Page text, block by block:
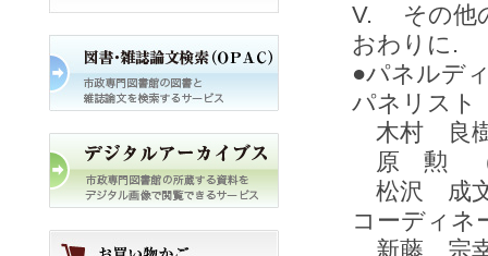
V. その他
おわりに.
●パネルデ
パネリスト
木村 良
原 勲 （
松沢 成
コーディネ
新藤 宗